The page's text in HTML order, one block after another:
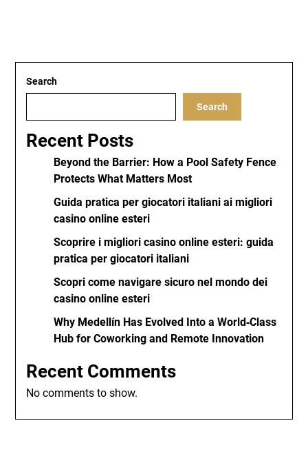
Search
Search
Recent Posts
Beyond the Barrier: How a Pool Safety Fence
Protects What Matters Most
Guida pratica per giocatori italiani ai migliori
casino online esteri
Scoprire i migliori casino online esteri: guida
pratica per giocatori italiani
Scopri come navigare sicuro nel mondo dei
casino online esteri
Why Medellín Has Evolved Into a World‑Class
Hub for Coworking and Remote Innovation
Recent Comments
No comments to show.